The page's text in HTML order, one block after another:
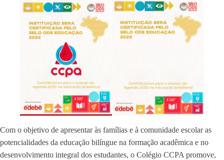
Com o objetivo de apresentar às famílias e à comunidade escolar as
potencialidades da educação bilíngue na formação acadêmica e no
desenvolvimento integral dos estudantes, o Colégio CCPA promove,